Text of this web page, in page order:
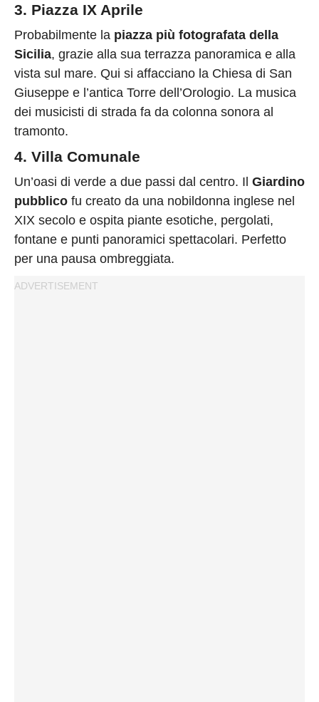
3. Piazza IX Aprile
Probabilmente la piazza più fotografata della
Sicilia, grazie alla sua terrazza panoramica e alla
vista sul mare. Qui si affacciano la Chiesa di San
Giuseppe e l’antica Torre dell’Orologio. La musica
dei musicisti di strada fa da colonna sonora al
tramonto.
4. Villa Comunale
Un’oasi di verde a due passi dal centro. Il Giardino
pubblico fu creato da una nobildonna inglese nel
XIX secolo e ospita piante esotiche, pergolati,
fontane e punti panoramici spettacolari. Perfetto
per una pausa ombreggiata.